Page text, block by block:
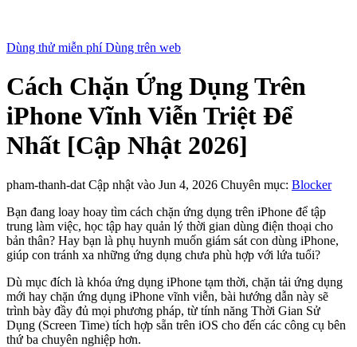
Dùng thử miễn phíDùng trên web
Cách Chặn Ứng Dụng Trên
iPhone Vĩnh Viễn Triệt Để
Nhất [Cập Nhật 2026]
pham-thanh-dat Cập nhật vào Jun 4, 2026 Chuyên mục: Blocker
Bạn đang loay hoay tìm cách chặn ứng dụng trên iPhone để tập
trung làm việc, học tập hay quản lý thời gian dùng điện thoại cho
bản thân? Hay bạn là phụ huynh muốn giám sát con dùng iPhone,
giúp con tránh xa những ứng dụng chưa phù hợp với lứa tuổi?
Dù mục đích là khóa ứng dụng iPhone tạm thời, chặn tải ứng dụng
mới hay chặn ứng dụng iPhone vĩnh viễn, bài hướng dẫn này sẽ
trình bày đầy đủ mọi phương pháp, từ tính năng Thời Gian Sử
Dụng (Screen Time) tích hợp sẵn trên iOS cho đến các công cụ bên
thứ ba chuyên nghiệp hơn.